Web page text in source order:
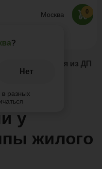
Москва
?
Нет
в разных
Заказать звонок
0
и ограждения из ДПК
у
жилого